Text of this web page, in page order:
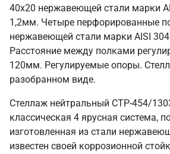
40х20 нержавеющей стали марки
1,2мм. Четыре перфорированные
нержавеющей стали марки AISI
Расстояние между полками
120мм. Регулируемые опоры.
разобранном виде.
Стеллаж нейтральный СТР-454/
классическая 4 ярусная система,
изготовленная из стали
известен своей коррозионной